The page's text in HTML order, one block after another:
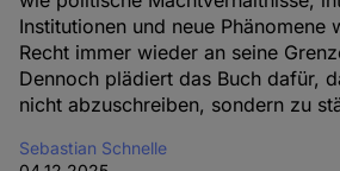
Institutionen und neue Phänomene
Recht immer wieder an seine
Dennoch plädiert das Buch dafür,
nicht abzuschreiben, sondern zu
Sebastian Schnelle